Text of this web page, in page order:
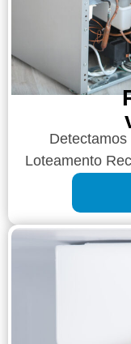
Loteamento